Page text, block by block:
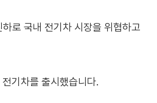
로 국내 전기차 시장을 위협하고
기차를 출시했습니다.